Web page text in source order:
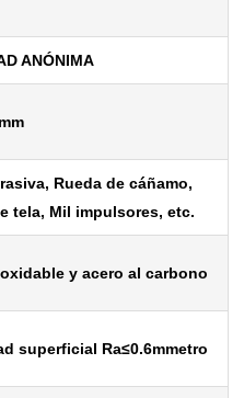
ANÓNIMA
Rueda de cáñamo,
tela, Mil impulsores, etc.
y acero al carbono
superficial Ra≤0.6mmetro